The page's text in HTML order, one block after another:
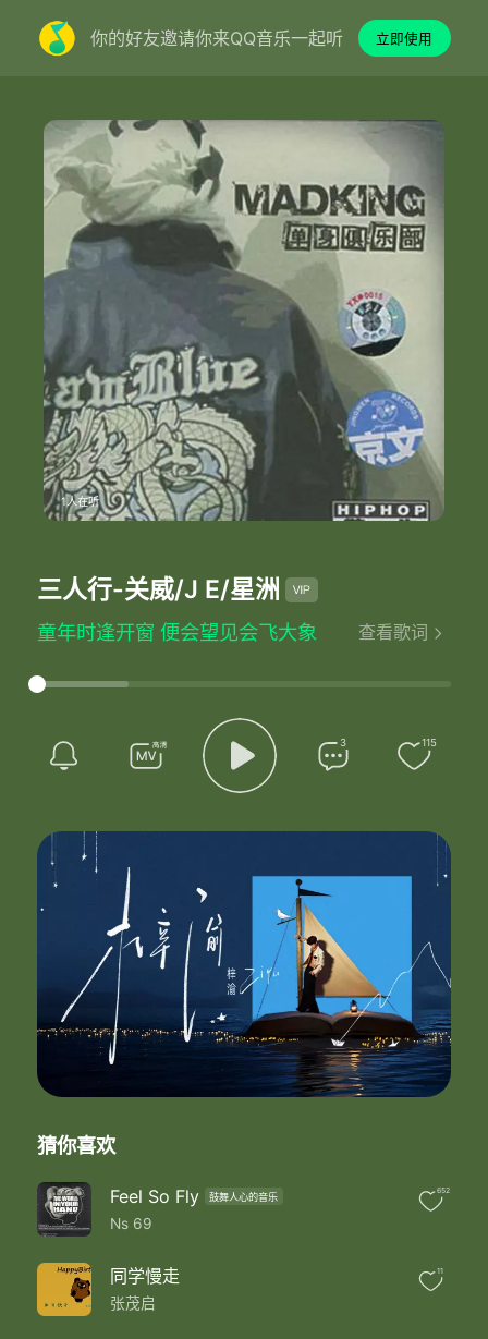
你的好友邀请你来QQ音乐一起听 立即使用
1人在听
三人行-关威/J E/星洲
童年时逢开窗 便会望见会飞大象
而旁人仍黏黏 话我现已太深近视
但我任人胡说 只是坚持
飞象儿共我 常在那天上漫游
要用笑造个大门口 打开天上月球
齐话声
漫长漫长路间 我伴我闲谈
漫长漫长路间 我伴我闲谈
漫长漫长夜晚 从未觉是冷
年龄如流水般 骤已十八与星做伴
没有别人来我心内敲门
而旁人从不知 亦懒静听我心内事
但我现能寻到解闷锁匙
星与月儿共我 常在晚空内漫游
笑着喊着结伴携手 空中观地球
齐话声
漫长漫长路间 我伴我闲谈
漫长漫长夜晚 从未觉是冷
漫长漫长路间 我伴我闲谈
漫长漫长夜晚 从未觉是冷
但已练成能往心内奔驰
但我任人胡说 只是旁观
心就如密友 长路里相伴漫游
听着我在说乐与忧 分担心内石头
齐话声
漫长漫长路间 我伴我闲谈
漫长漫长夜晚 从未觉是冷
查看歌词
3 115
猜你喜欢
Feel So Fly 鼓舞人心的音乐
Ns 69
652
同学慢走
张茂启
11